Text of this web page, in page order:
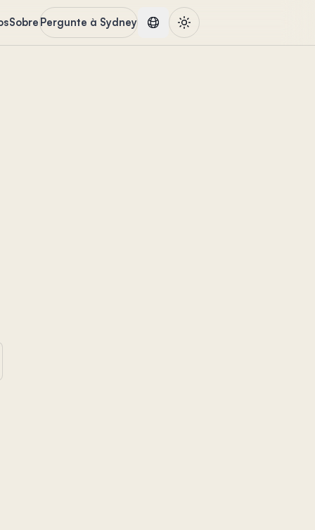
SobrePergunte à Sydney